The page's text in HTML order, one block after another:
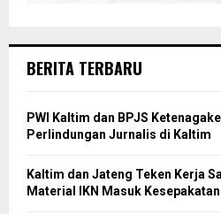
BERITA TERBARU
PWI Kaltim dan BPJS
Perlindungan Jurnalis di Kaltim
Kaltim dan Jateng Teken Kerja
Material IKN Masuk Kesepakatan